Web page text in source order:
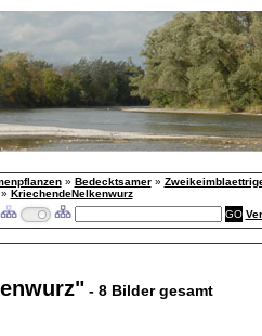
» Bedecktsamer»
KriechendeNelkenwurz
- 8 Bilder gesamt